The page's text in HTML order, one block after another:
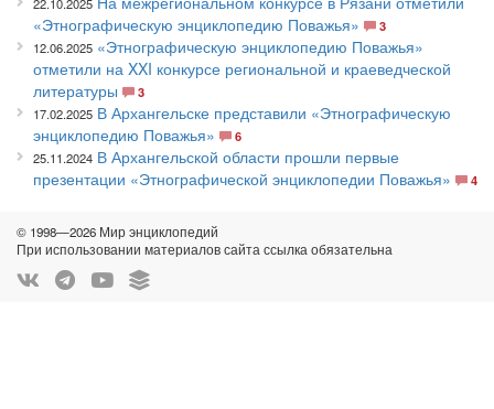
«Этнографическую энциклопедию Поважья»
3
12.06.2025 «Этнографическую энциклопедию Поважья»
отметили на XXI конкурсе региональной и краеведческой
литературы
3
17.02.2025 В Архангельске представили «Этнографическую
энциклопедию Поважья»
6
25.11.2024 В Архангельской области прошли первые
презентации «Этнографической энциклопедии Поважья»
4
© 1998—2026 Мир энциклопедий
При использовании материалов сайта ссылка обязательна